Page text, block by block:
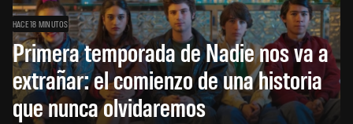
HACE 18 MINUTOS
Primera temporada de Nadie nos va a
extrañar: el comienzo de una historia
que nunca olvidaremos